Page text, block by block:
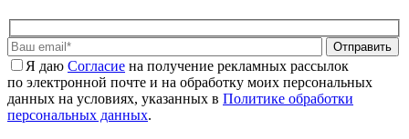
Отправить
Я даю Cогласие на получение рекламных рассылок
по электронной почте и на обработку моих персональных
данных на условиях, указанных в Политике обработки
персональных данных.